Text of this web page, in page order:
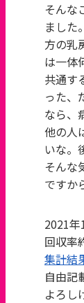
そんな
ました
方の乳
は一体
共通す
った、
なら、
他の人
いな。
そんな
ですか
2021年
回収率
集計結
自由記
よろし